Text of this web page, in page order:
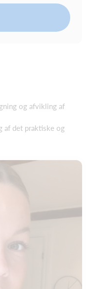
og afvikling af
af det praktiske og